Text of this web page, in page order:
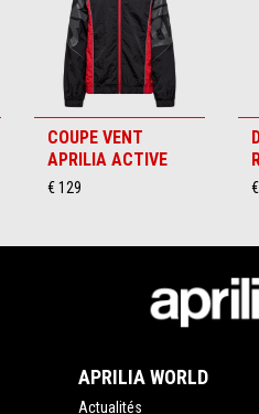
COUPE VENT
APRILIA ACTIVE
€ 129
APRILIA WORLD
Actualités